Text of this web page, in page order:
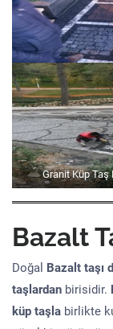
Granit Küp Taş
Bazalt
Doğal Bazalt taşı
taşlardan birisidir.
küp taşla birlikte